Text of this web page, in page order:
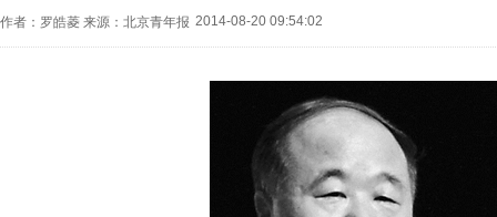
作者：罗皓菱 来源：北京青年报 2014-08-20 09:54:02